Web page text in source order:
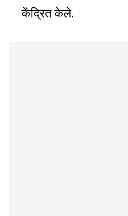
केंद्रित केले.